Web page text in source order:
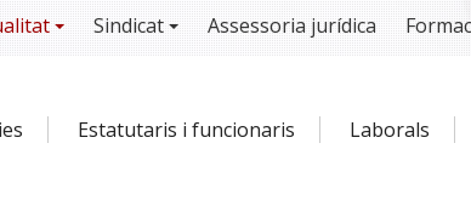
Sindicat Assessoria jurídica
Estatutaris i funcionaris Laborals